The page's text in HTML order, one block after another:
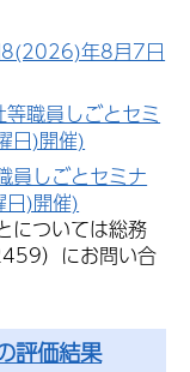
8(2026)年8月7日
職員しごとセミ
日)開催)
員しごとセミナ
)開催)
については総務
）にお問い合
評価結果